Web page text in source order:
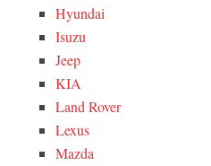
Hyundai
Isuzu
Jeep
KIA
Land Rover
Lexus
Mazda